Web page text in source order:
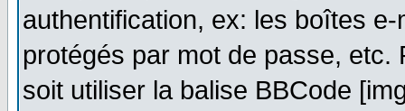
authentification, ex: les boîtes
protégés par mot de passe,
soit utiliser la balise BBCode